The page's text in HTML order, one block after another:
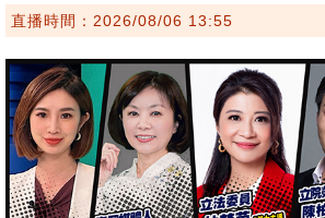
直播時間：2026/08/06 13:55